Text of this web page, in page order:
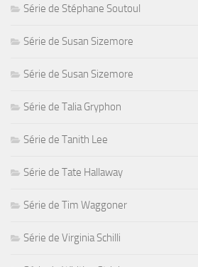
Série de Stéphane Soutoul
Série de Susan Sizemore
Série de Susan Sizemore
Série de Talia Gryphon
Série de Tanith Lee
Série de Tate Hallaway
Série de Tim Waggoner
Série de Virginia Schilli